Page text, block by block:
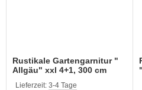
Rustikale Gartengarnitur "
Allgäu" xxl 4+1, 300 cm
Lieferzeit: 3-4 Tage